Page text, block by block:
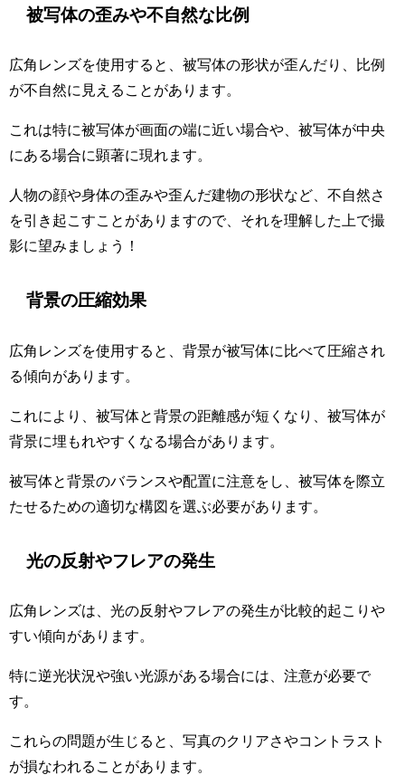
被写体の歪みや不自然な比例
広角レンズを使用すると、被写体の形状が歪んだり、比例
が不自然に見えることがあります。
これは特に被写体が画面の端に近い場合や、被写体が中央
にある場合に顕著に現れます。
人物の顔や身体の歪みや歪んだ建物の形状など、不自然さ
を引き起こすことがありますので、それを理解した上で撮
影に望みましょう！
背景の圧縮効果
広角レンズを使用すると、背景が被写体に比べて圧縮され
る傾向があります。
これにより、被写体と背景の距離感が短くなり、被写体が
背景に埋もれやすくなる場合があります。
被写体と背景のバランスや配置に注意をし、被写体を際立
たせるための適切な構図を選ぶ必要があります。
光の反射やフレアの発生
広角レンズは、光の反射やフレアの発生が比較的起こりや
すい傾向があります。
特に逆光状況や強い光源がある場合には、注意が必要で
す。
これらの問題が生じると、写真のクリアさやコントラスト
が損なわれることがあります。